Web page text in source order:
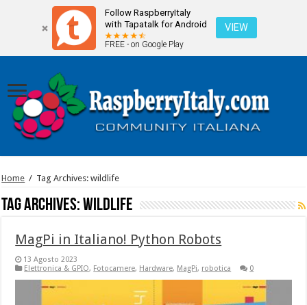
Follow RaspberryItaly
with Tapatalk for Android
FREE - on Google Play
VIEW
Home / Tag Archives: wildlife
Tag Archives:wildlife
MagPi in Italiano! Python Robots
13 Agosto 2023
Elettronica & GPIO, Fotocamere, Hardware, MagPi, robotica 0